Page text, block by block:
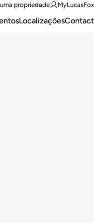
propriedade MyLucasFox
LocalizaçõesContact